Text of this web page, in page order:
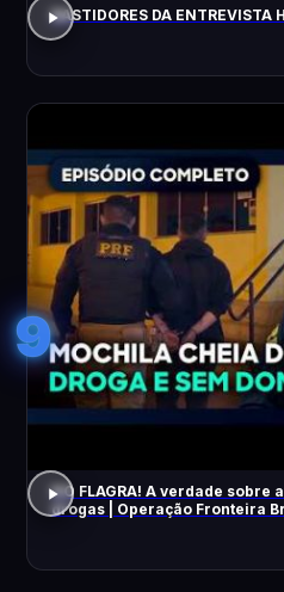
BASTIDORES DA ENTREVISTA
9
NO FLAGRA! A verdade sobre
drogas | Operação Fronteira